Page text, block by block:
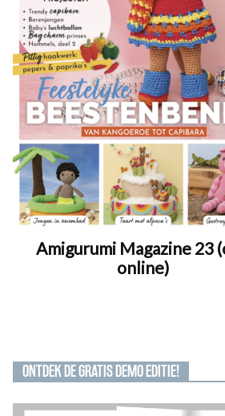
Amigurumi Magazine 23
online)
ONTDEK DE GRATIS DEMO EDITIE!